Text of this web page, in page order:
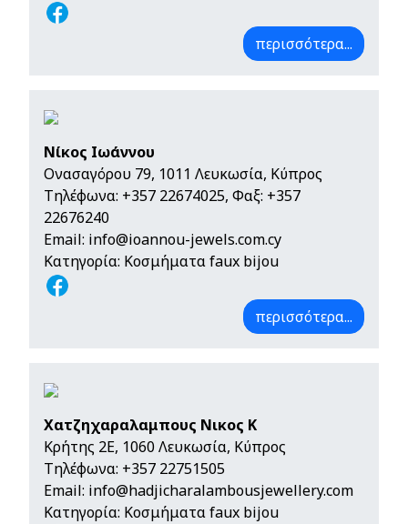
περισσότερα...
Νίκος Ιωάννου
Ονασαγόρου 79, 1011 Λευκωσία, Κύπρος
Τηλέφωνα: +357 22674025, Φαξ: +357
22676240
Email: info@ioannou-jewels.com.cy
Κατηγορία: Κοσμήματα faux bijou
περισσότερα...
Χατζηχαραλαμπους Νικος Κ
Κρήτης 2E, 1060 Λευκωσία, Κύπρος
Τηλέφωνα: +357 22751505
Email: info@hadjicharalambousjewellery.com
Κατηγορία: Κοσμήματα faux bijou